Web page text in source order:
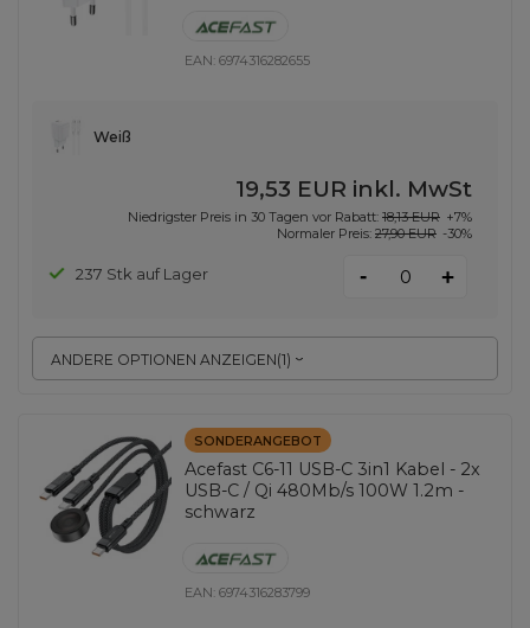
EAN:6974316282655
ANDERE OPTIONEN ANZEIGEN(1)
Weiß
19,53 EUR inkl. MwSt
Niedrigster Preis in 30 Tagen vor Rabatt: 18,13 EUR +7%
Normaler Preis: 27,90 EUR -30%
237 Stk auf Lager - +
SONDERANGEBOT
Acefast C6-11 USB-C 3in1 Kabel - 2x
USB-C / Qi 480Mb/s 100W 1.2m -
schwarz
EAN:6974316283799